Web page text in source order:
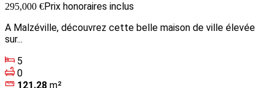
295,000 €Prix honoraires inclus
A Malzéville, découvrez cette belle maison de ville élevée
sur...
5
0
121.28 m²